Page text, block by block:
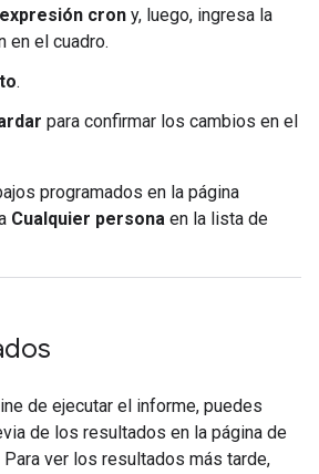
cron y, luego, ingresa la
en el cuadro.
.
para confirmar los cambios en el
programados en la página
Cualquier persona en la lista de
de ejecutar el informe, puedes
de los resultados en la página de
ver los resultados más tarde,